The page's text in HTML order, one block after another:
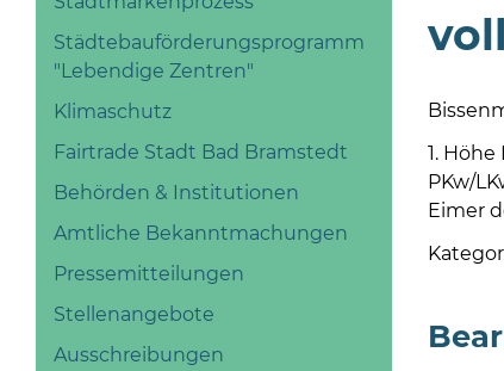
Städtebauförderungsprogramm
"Lebendige Zentren"
Klimaschutz
Fairtrade Stadt Bad Bramstedt
Behörden & Institutionen
Amtliche Bekanntmachungen
Pressemitteilungen
Stellenangebote
Ausschreibungen
voll
1.
PKw/
Eimer